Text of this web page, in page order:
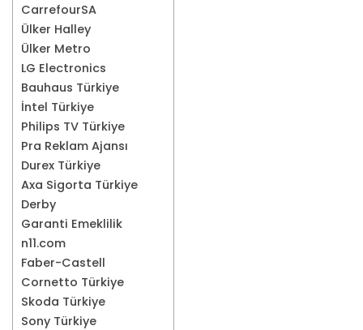
CarrefourSA
Ülker Halley
Ülker Metro
LG Electronics
Bauhaus Türkiye
İntel Türkiye
Philips TV Türkiye
Pra Reklam Ajansı
Durex Türkiye
Axa Sigorta Türkiye
Derby
Garanti Emeklilik
n11.com
Faber-Castell
Cornetto Türkiye
Skoda Türkiye
Sony Türkiye